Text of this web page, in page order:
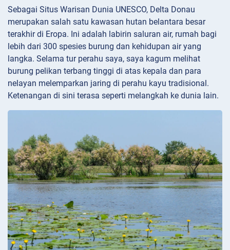
Sebagai Situs Warisan Dunia UNESCO, Delta Donau
merupakan salah satu kawasan hutan belantara besar
terakhir di Eropa. Ini adalah labirin saluran air, rumah bagi
lebih dari 300 spesies burung dan kehidupan air yang
langka. Selama tur perahu saya, saya kagum melihat
burung pelikan terbang tinggi di atas kepala dan para
nelayan melemparkan jaring di perahu kayu tradisional.
Ketenangan di sini terasa seperti melangkah ke dunia lain.